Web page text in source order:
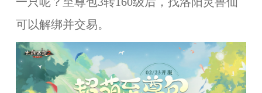
可以解绑并交易。